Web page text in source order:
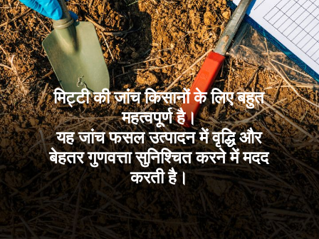
मिट्टी की जांच किसानों के लिए बहुत
महत्वपूर्ण है।
यह जांच फसल उत्पादन में वृद्धि और
बेहतर गुणवत्ता सुनिश्चित करने में मदद
करती है।